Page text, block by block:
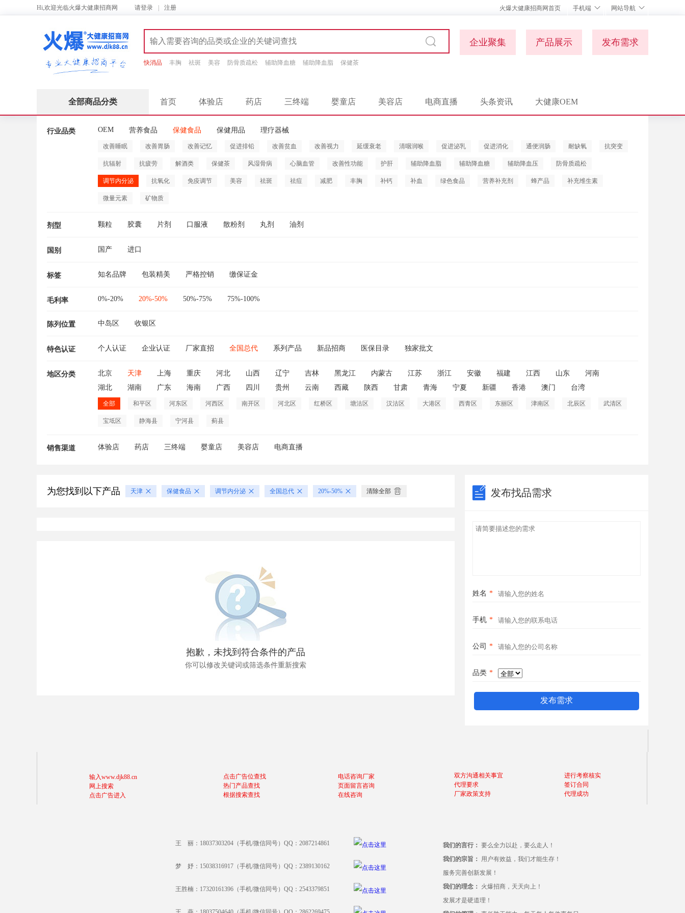
Hi,欢迎光临火爆大健康招商网 请登录 注册 火爆大健康招商网首页 手机端 网站导航
快消品 丰胸 祛斑 美容 防骨质疏松 辅助降血糖 辅助降血脂 保健茶
企业聚集 产品展示 发布需求
全部商品分类 首页 体验店 药店 三终端 婴童店 美容店 电商直播 头条资讯 大健康OEM
行业品类 OEM 营养食品 保健食品 保健用品 理疗器械
改善睡眠 改善胃肠 改善记忆 促进排铅 改善贫血 改善视力 延缓衰老 清咽润喉 促进泌乳 促进消化 通便润肠 耐缺氧 抗突变
抗辐射 抗疲劳 解酒类 保健茶 风湿骨病 心脑血管 改善性功能 护肝 辅助降血脂 辅助降血糖 辅助降血压 防骨质疏松
调节内分泌 抗氧化 免疫调节 美容 祛斑 祛痘 减肥 丰胸 补钙 补血 绿色食品 营养补充剂 蜂产品 补充维生素
微量元素 矿物质
剂型 颗粒 胶囊 片剂 口服液 散粉剂 丸剂 油剂
国别 国产 进口
标签 知名品牌 包装精美 严格控销 缴保证金
毛利率 0%-20% 20%-50% 50%-75% 75%-100%
陈列位置 中岛区 收银区
特色认证 个人认证 企业认证 厂家直招 全国总代 系列产品 新品招商 医保目录 独家批文
地区分类 北京 天津 上海 重庆 河北 山西 辽宁 吉林 黑龙江 内蒙古 江苏 浙江 安徽 福建 江西 山东
河南
湖北
湖南 广东 海南 广西 四川 贵州 云南 西藏 陕西 甘肃 青海 宁夏 新疆 香港 澳门 台湾
全部 和平区 河东区 河西区 南开区 河北区 红桥区 塘沽区 汉沽区 大港区 西青区 东丽区 津南区 北辰区 武清区
宝坻区 静海县 宁河县 蓟县
销售渠道 体验店 药店 三终端 婴童店 美容店 电商直播
为您找到以下产品 天津 保健食品 调节内分泌 全国总代 20%-50% 清除全部
抱歉，未找到符合条件的产品
你可以修改关键词或筛选条件重新搜索
发布找品需求
姓名 *
手机 *
公司 *
品类 *
输入www.djk88.cn
网上搜索
点击广告进入
点击广告位查找
热门产品查找
根据搜索查找
电话咨询厂家
页面留言咨询
在线咨询
双方沟通相关事宜
代理要求
厂家政策支持
进行考察核实
签订合同
代理成功
王 丽：18037303204（手机/微信同号）QQ：2087214861
梦 妤：15038316917（手机/微信同号）QQ：2389130162
王胜楠：17320161396（手机/微信同号）QQ：2543379851
我们的言行： 要么全力以赴，要么走人！
我们的宗旨： 用户有效益，我们才能生存！
服务完善创新发展！
我们的理念： 火爆招商，天天向上！
发展才是硬道理！